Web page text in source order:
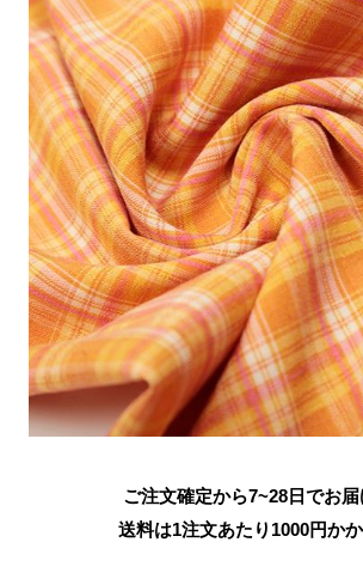
ご注文確定から7~28日でお
送料は1注文あたり 1000円か